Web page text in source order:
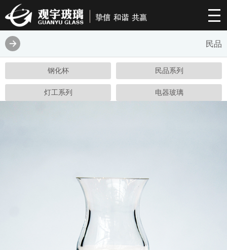
民品
钢化杯 民品系列
灯工系列 电器玻璃